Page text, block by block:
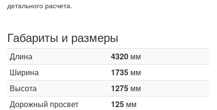
детального расчета.
Габариты и размеры
Длина 4320 мм
Ширина
1735 мм
Высота
1275 мм
Дорожный просвет
125 мм